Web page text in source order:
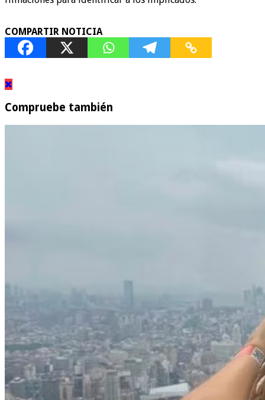
COMPARTIR NOTICIA
Compruebe también